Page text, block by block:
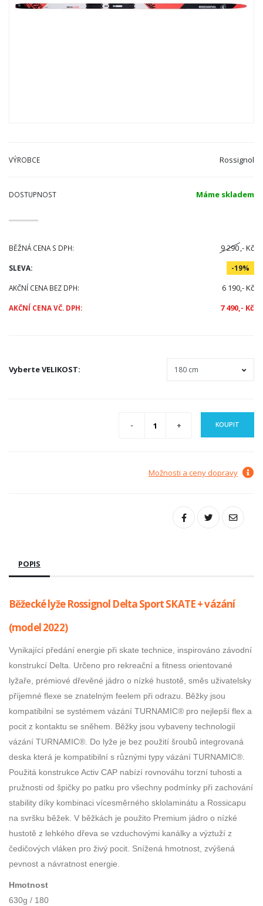
VÝROBCE Rossignol
DOSTUPNOST Máme skladem
BĚŽNÁ CENA S DPH: 9 290,- Kč
SLEVA: -19%
AKČNÍ CENA BEZ DPH: 6 190,- Kč
AKČNÍ CENA VČ. DPH: 7 490,- Kč
VyberteVELIKOST:
KOUPIT
Možnosti a ceny dopravy
POPIS
Běžecké lyže Rossignol Delta Sport SKATE + vázání
(model 2022)
Vynikající předání energie při skate technice, inspirováno závodní
konstrukcí Delta. Určeno pro rekreační a fitness orientované
lyžaře, prémiové dřevěné jádro o nízké hustotě, směs uživatelsky
příjemné flexe se znatelným feelem při odrazu. Běžky jsou
kompatibilní se systémem vázání TURNAMIC® pro nejlepší flex a
pocit z kontaktu se sněhem. Běžky jsou vybaveny technologií
vázání TURNAMIC®. Do lyže je bez použití šroubů integrovaná
deska která je kompatibilní s různými typy vázání TURNAMIC®.
Použitá konstrukce Activ CAP nabízí rovnováhu torzní tuhosti a
pružnosti od špičky po patku pro všechny podmínky při zachování
stability díky kombinaci vícesměrného sklolaminátu a Rossicapu
na svršku běžek. V běžkách je použito Premium jádro o nízké
hustotě z lehkého dřeva se vzduchovými kanálky a výztuží z
čedičových vláken pro živý pocit. Snížená hmotnost, zvýšená
pevnost a návratnost energie.
Hmotnost
630g / 180